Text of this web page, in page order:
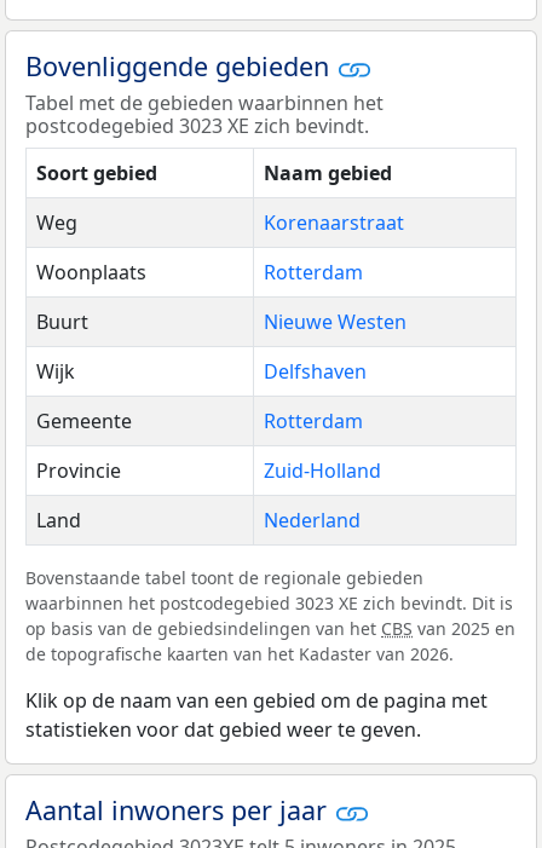
Bovenliggende gebieden
Tabel met de gebieden waarbinnen het
postcodegebied 3023 XE zich bevindt.
Soort gebied
Naam gebied
Weg
Korenaarstraat
Woonplaats
Rotterdam
Buurt
Nieuwe Westen
Wijk
Delfshaven
Gemeente
Rotterdam
Provincie
Zuid-Holland
Land
Nederland
Bovenstaande tabel toont de regionale gebieden
waarbinnen het postcodegebied 3023 XE zich bevindt. Dit is
op basis van de gebiedsindelingen van het CBS van 2025 en
de topografische kaarten van het Kadaster van 2026.
Klik op de naam van een gebied om de pagina met
statistieken voor dat gebied weer te geven.
Aantal inwoners per jaar